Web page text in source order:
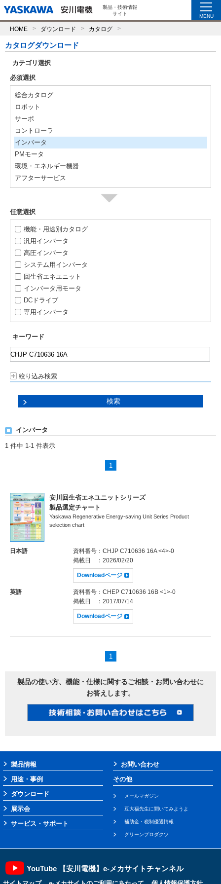
製品・技術情報
サイト
MENU
HOME ダウンロード カタログ
カタログダウンロード
カテゴリ選択
必須選択
総合カタログ
ロボット
サーボ
コントローラ
インバータ
PMモータ
環境・エネルギー機器
アフターサービス
任意選択
機能・用途別カタログ
汎用インバータ
高圧インバータ
システム用インバータ
回生省エネユニット
インバータ用モータ
DCドライブ
専用インバータ
キーワード
絞り込み検索
インバータ
1 件中 1-1 件表示
1
安川回生省エネユニットシリーズ
製品選定チャート
Yaskawa Regenerative Energy-saving Unit Series Product
selection chart
日本語 資料番号 ：CHJP C710636 16A <4>-0
掲載日
：2026/02/20
Downloadページ
英語 資料番号 ：CHEP C710636 16B <1>-0
掲載日
：2017/07/14
Downloadページ
1
製品の使い方、機能・仕様に関するご相談・お問い合わせに
お答えします。
製品情報
用途・事例
ダウンロード
展示会
サービス・サポート
お問い合わせ
その他
メールマガジン
豆大福先生に聞いてみようよ
補助金・税制優遇情報
グリーンプロダクツ
YouTube 【安川電機】e-メカサイトチャンネル